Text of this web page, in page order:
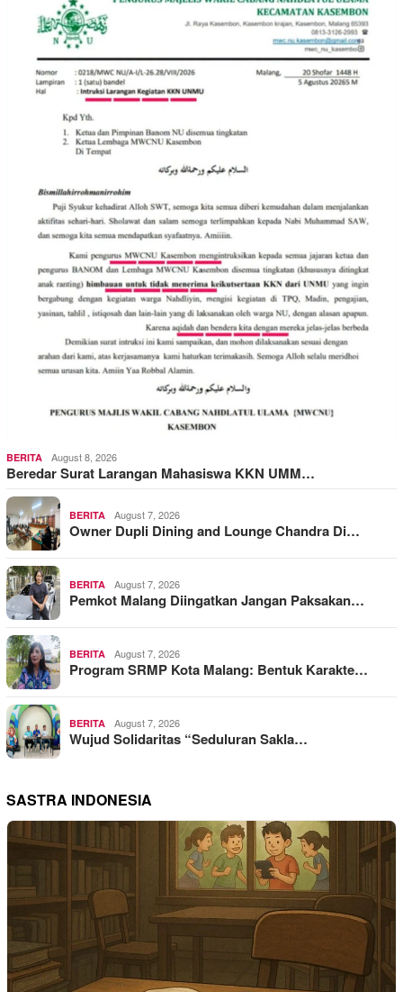
BERITA August 8, 2026
Beredar Surat Larangan Mahasiswa KKN UMM…
BERITA August 7, 2026
Owner Dupli Dining and Lounge Chandra Di…
BERITA August 7, 2026
Pemkot Malang Diingatkan Jangan Paksakan…
BERITA August 7, 2026
Program SRMP Kota Malang: Bentuk Karakte…
BERITA August 7, 2026
Wujud Solidaritas “Seduluran Sakla…
SASTRA INDONESIA